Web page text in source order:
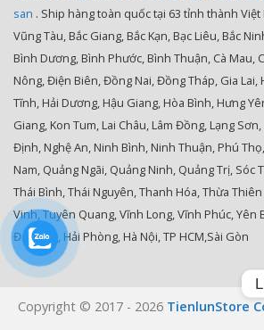
san . Ship hàng toàn quốc tại 63 tỉnh thành Việt
Vũng Tàu, Bắc Giang, Bắc Kạn, Bạc Liêu, Bắc
Bình Dương, Bình Phước, Bình Thuận, Cà Mau,
Nông, Điện Biên, Đồng Nai, Đồng Tháp, Gia Lai,
Tĩnh, Hải Dương, Hậu Giang, Hòa Bình, Hưng
Giang, Kon Tum, Lai Châu, Lâm Đồng, Lạng
Định, Nghệ An, Ninh Bình, Ninh Thuận, Phú
Nam, Quảng Ngãi, Quảng Ninh, Quảng Trị, Sóc
Thái Bình, Thái Nguyên, Thanh Hóa, Thừa
Vinh, Tuyên Quang, Vĩnh Long, Vĩnh Phúc, Yên
Đà Nẵng, Hải Phòng, Hà Nội, TP HCM,Sài Gòn
Copyright © 2017 - 2026 TienlunStore